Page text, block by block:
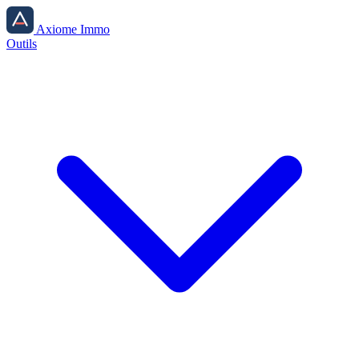
Axiome Immo
Outils
Prix moyens au m2 et estimation de valeur par quartier de Dunkerque.